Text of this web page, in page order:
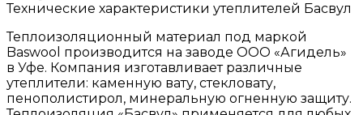
Технические характеристики утеплителей Басвул
Теплоизоляционный материал под маркой
Baswool производится на заводе ООО «Агидель»
в Уфе. Компания изготавливает различные
утеплители: каменную вату, стекловату,
пенополистирол, минеральную огненную защиту.